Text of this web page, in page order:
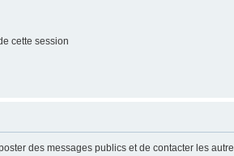
cette session
des messages publics et de contacter les